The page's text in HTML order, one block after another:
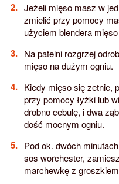
Jeżeli mięso masz w
zmielić przy pomocy
użyciem blendera
Na patelni rozgrzej
mięso na dużym ogniu.
Kiedy mięso się zetnie,
przy pomocy łyżki lub
drobno cebulę, i dwa
dość mocnym ogniu.
Pod ok. dwóch
sos worchester,
marchewkę z